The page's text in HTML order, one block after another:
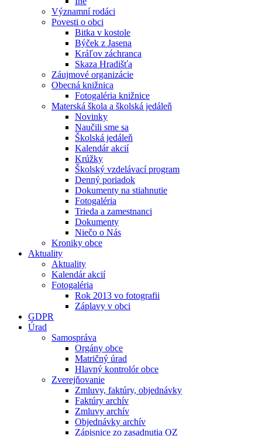
Významní rodáci
Povesti o obci
Bitka v kostole
Býček z Jasena
Kráľov záchranca
Skaza Hradišťa
Záujmové organizácie
Obecná knižnica
Fotogaléria knižnice
Materská škola a školská jedáleň
Novinky
Naučili sme sa
Školská jedáleň
Kalendár akcií
Krúžky
Školský vzdelávací program
Denný poriadok
Dokumenty na stiahnutie
Fotogaléria
Trieda a zamestnanci
Dokumenty
Niečo o Nás
Kroniky obce
Aktuality
Aktuality
Kalendár akcií
Fotogaléria
Rok 2013 vo fotografii
Záplavy v obci
GDPR
Úrad
Samospráva
Orgány obce
Matričný úrad
Hlavný kontrolór obce
Zverejňovanie
Zmluvy, faktúry, objednávky
Faktúry archív
Zmluvy archív
Objednávky archív
Zápisnice zo zasadnutia OZ